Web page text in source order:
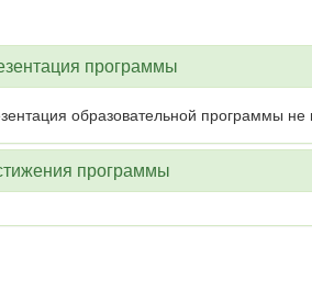
программы
образовательной программы не
программы